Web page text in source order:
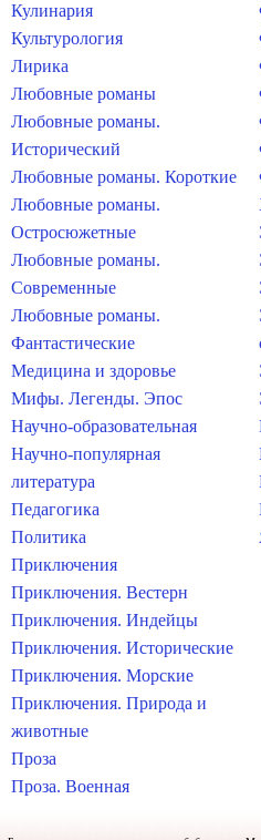
Кулинария
Культурология
Лирика
Любовные романы
Любовные романы.
Исторический
Любовные романы. Короткие
Любовные романы.
Остросюжетные
Любовные романы.
Современные
Любовные романы.
Фантастические
Медицина и здоровье
Мифы. Легенды. Эпос
Научно-образовательная
Научно-популярная
литература
Педагогика
Политика
Приключения
Приключения. Вестерн
Приключения. Индейцы
Приключения. Исторические
Приключения. Морские
Приключения. Природа и
животные
Проза
Проза. Военная